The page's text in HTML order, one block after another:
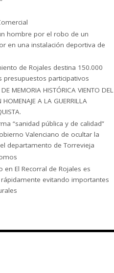
hombre por el robo de un
en una instalación deportiva de
de Rojales destina 150.000
presupuestos participativos
MEMORIA HISTÓRICA VIENTO DEL
HOMENAJE A LA GUERRILLA
“sanidad pública y de calidad”
Valenciano de ocultar la
departamento de Torrevieja
en El Recorral de Rojales es
evitando importantes